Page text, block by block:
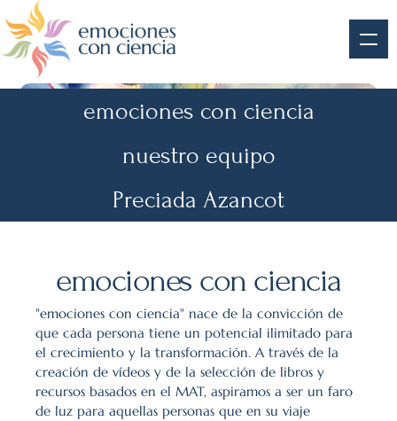
emociones con ciencia
nuestro equipo
Preciada Azancot
emociones con ciencia
"emociones con ciencia" nace de la convicción de
que cada persona tiene un potencial ilimitado para
el crecimiento y la transformación. A través de la
creación de vídeos y de la selección de libros y
recursos basados en el MAT, aspiramos a ser un faro
de luz para aquellas personas que en su viaje